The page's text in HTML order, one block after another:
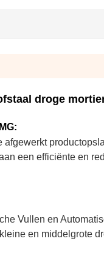
droge
afgewerkt
een efficiënte en
Vullen en
en middelgrote